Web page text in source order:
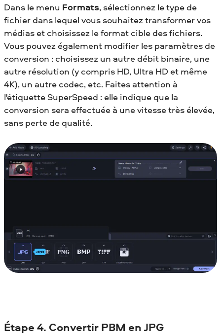
Dans le menu Formats, sélectionnez le type de
fichier dans lequel vous souhaitez transformer vos
médias et choisissez le format cible des fichiers.
Vous pouvez également modifier les paramètres de
conversion : choisissez un autre débit binaire, une
autre résolution (y compris HD, Ultra HD et même
4K), un autre codec, etc. Faites attention à
l'étiquette SuperSpeed : elle indique que la
conversion sera effectuée à une vitesse très élevée,
sans perte de qualité.
Étape 4. Convertir PBM en JPG